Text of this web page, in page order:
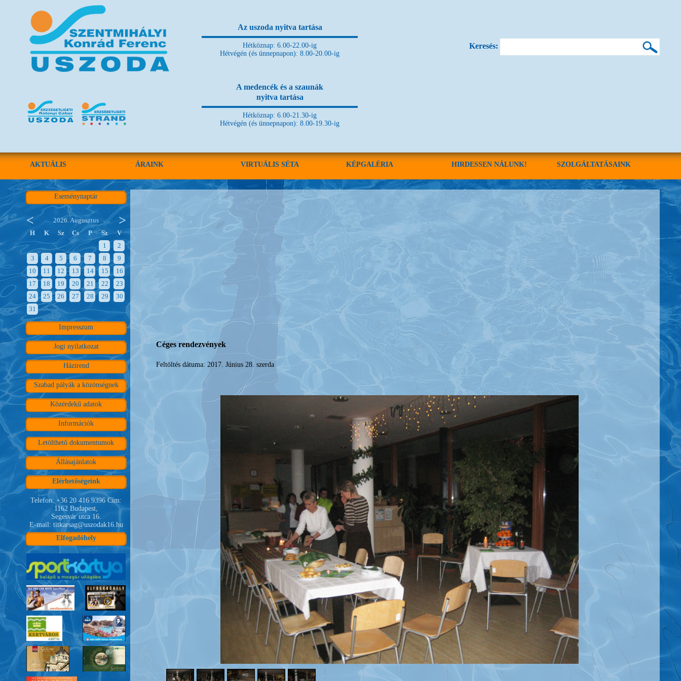
Az uszoda nyitva tartása
Hétköznap: 6.00-22.00-ig
Hétvégén (és ünnepnapon): 8.00-20.00-ig
A medencék és a szaunák
nyitva tartása
Hétköznap: 6.00-21.30-ig
Hétvégén (és ünnepnapon): 8.00-19.30-ig
Keresés:
AKTUÁLIS ÁRAINK VIRTUÁLIS SÉTA KÉPGALÉRIA HIRDESSEN NÁLUNK! SZOLGÁLTATÁSAINK
Eseménynaptár
2026. Augusztus
H
K Sz Cs P Sz
V
1
2
3
4 5 6 7 8
9
10
11 12 13 14 15
16
17
18 19 20 21 22
23
24
25 26 27 28 29
30
31
Impresszum
Jogi nyilatkozat
Házirend
Szabad pályák a közönségnek
Közérdekű adatok
Információk
Letölthető dokumentumok
Állásajánlatok
Elérhetőségeink
Telefon: +36 20 416 9396 Cím:
1162 Budapest,
Segesvár utca 16.
E-mail: titkarsag@uszodak16.hu
Elfogadóhely
Céges rendezvények
Feltöltés dátuma: 2017. Június 28. szerda